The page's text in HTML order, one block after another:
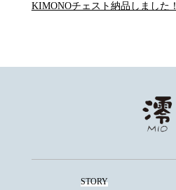
KIMONOチェスト納品しました！
STORY